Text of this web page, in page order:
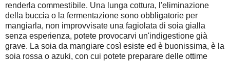
renderla commestibile. Una lunga cottura, l'eliminazione
della buccia o la fermentazione sono obbligatorie per
mangiarla, non improvvisate una fagiolata di soia gialla
senza esperienza, potete provocarvi un'indigestione già
grave. La soia da mangiare così esiste ed è buonissima, è la
soia rossa o azuki, con cui potete preparare delle ottime